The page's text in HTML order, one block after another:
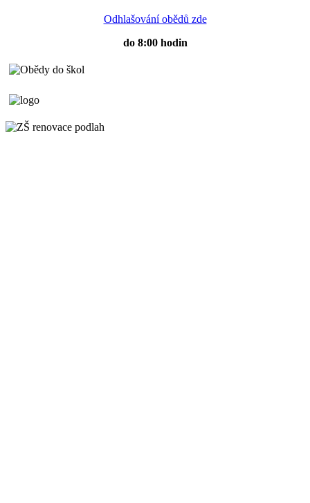
Odhlašování obědů zde
do 8:00 hodin